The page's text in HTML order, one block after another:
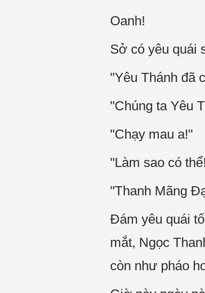
Oanh!
Sở có yêu quái
"Yêu Thánh đã
"Chúng ta Yêu
"Chạy mau a!"
"Làm sao có
"Thanh Mãng
Đám yêu quái
mắt, Ngọc
còn như pháo